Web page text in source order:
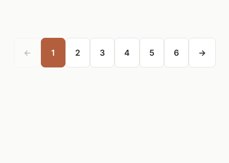
← 1 2 3 4 5 6 →